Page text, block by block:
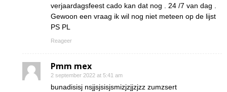
verjaardagsfeest cado kan dat nog . 24 /7 van dag .
Gewoon een vraag ik wil nog niet meteen op de lijst
PS PL
Reageer
Pmm mex
2 september 2022 at 5:41 am
bunadisisj nsjjsjsisjsmizjzjjzjzz zumzsert